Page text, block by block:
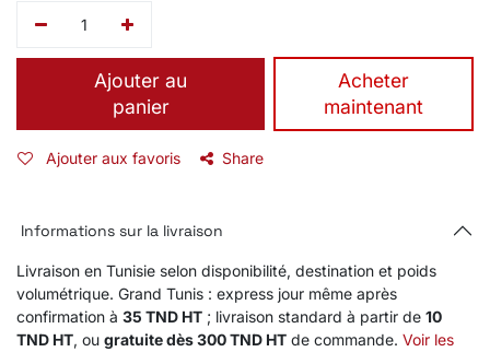
Ajouter au
panier
​Acheter
maintenant
Ajouter aux favoris Share
Informations sur la livraison
Livraison en Tunisie selon disponibilité, destination et poids
volumétrique. Grand Tunis : express jour même après
confirmation à 35 TND HT ; livraison standard à partir de 10
TND HT, ou gratuite dès 300 TND HT de commande. Voir les